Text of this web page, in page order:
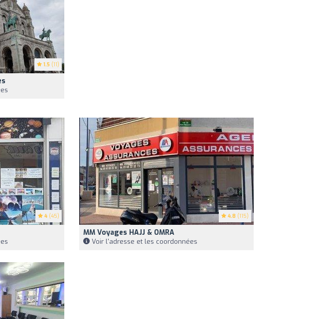
1.5 (11)
4 (45) 4.8 (115)
MM Voyages HAJJ & OMRA
Voir l'adresse et les coordonnées